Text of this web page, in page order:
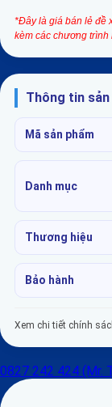
*Đây là giá bán lẻ đề
kèm các chương trình
Thông tin sản
Mã sản phẩm
Danh mục
Thương hiệu
Bảo hành
Xem chi tiết chính
0827 242 424 (Mr.